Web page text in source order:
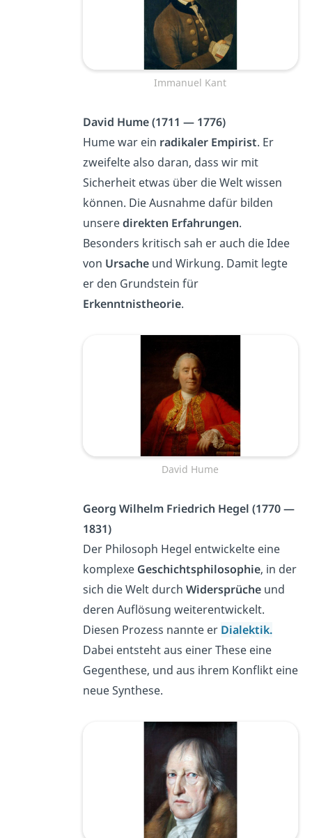
Immanuel Kant
David Hume (1711 — 1776)
Hume war ein radikaler Empirist. Er
zweifelte also daran, dass wir mit
Sicherheit etwas über die Welt wissen
können. Die Ausnahme dafür bilden
unseredirekten Erfahrungen.
Besonders kritisch sah er auch die Idee
von Ursacheund Wirkung. Damit legte
er den Grundstein für
Erkenntnistheorie.
David Hume
Georg Wilhelm Friedrich Hegel (1770 —
1831)
Der Philosoph Hegel entwickelte eine
komplexe Geschichtsphilosophie, in der
sich die Welt durch Widersprücheund
deren Auflösung weiterentwickelt.
Diesen Prozess nannte er Dialektik.
Dabei entsteht aus einer These eine
Gegenthese, und aus ihrem Konflikt eine
neue Synthese.